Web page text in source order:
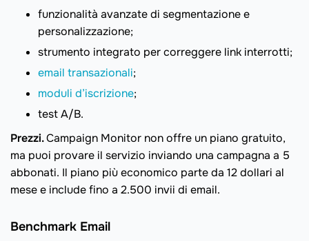
funzionalità avanzate di segmentazione e
personalizzazione;
strumento integrato per correggere link interrotti;
email transazionali;
moduli d’iscrizione;
test A/B.
Prezzi.Campaign Monitor non offre un piano gratuito,
ma puoi provare il servizio inviando una campagna a 5
abbonati. Il piano più economico parte da 12 dollari al
mese e include fino a 2.500 invii di email.
Benchmark Email